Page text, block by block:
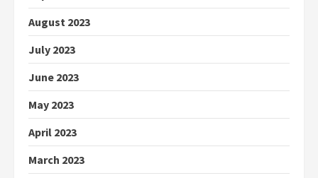
August 2023
July 2023
June 2023
May 2023
April 2023
March 2023